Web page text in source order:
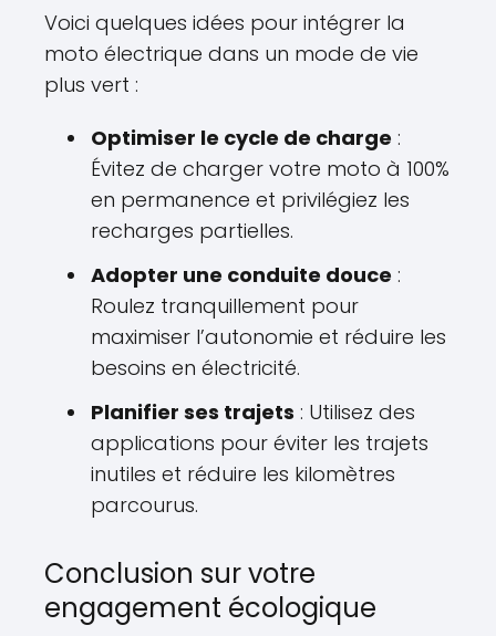
Voici quelques idées pour intégrer la
moto électrique dans un mode de vie
plus vert :
Optimiser le cycle de charge :
Évitez de charger votre moto à 100%
en permanence et privilégiez les
recharges partielles.
Adopter une conduite douce :
Roulez tranquillement pour
maximiser l’autonomie et réduire les
besoins en électricité.
Planifier ses trajets : Utilisez des
applications pour éviter les trajets
inutiles et réduire les kilomètres
parcourus.
Conclusion sur votre
engagement écologique